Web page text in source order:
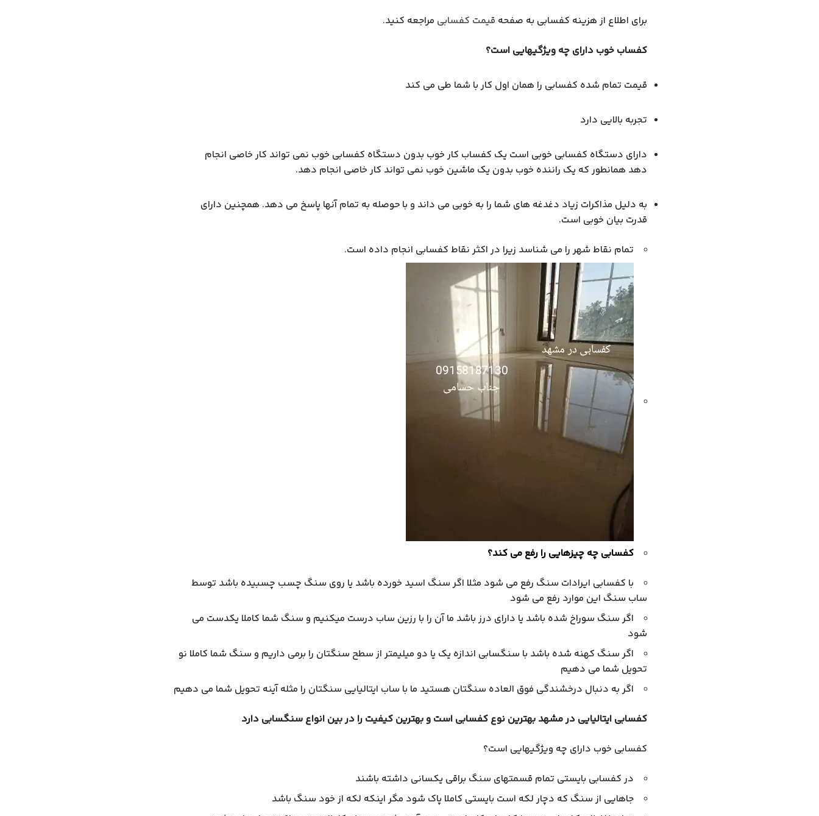
برای اطلاع از هزینه کفسابی به صفحه قیمت کفسابی مراجعه کنید.
کفساب خوب دارای چه ویژگیهایی است؟
قیمت تمام شده کفسابی را همان اول کار با شما طی می کند
تجربه بالایی دارد
دارای دستگاه کفسابی خوبی است یک کفساب کار خوب بدون دستگاه کفسابی خوب نمی تواند کار خاصی انجام
دهد همانطور که یک راننده خوب بدون یک ماشین خوب نمی تواند کار خاصی انجام دهد.
به دلیل مذاکرات زیاد دغدغه های شما را به خوبی می داند و با حوصله به تمام آنها پاسخ می دهد. همچنین دارای
قدرت بیان خوبی است.
تمام نقاط شهر را می شناسد زیرا در اکثر نقاط کفسابی انجام داده است.
کفسابی چه چیزهایی را رفع می کند؟
با کفسابی ایرادات سنگ رفع می شود مثلا اگر سنگ اسید خورده باشد یا روی سنگ چسب چسبیده باشد توسط
ساب سنگ این موارد رفع می شود
اگر سنگ سوراخ شده باشد یا دارای درز باشد ما آن را با رزین ساب درست میکنیم و سنگ شما کاملا یکدست می
شود
اگر سنگ کهنه شده باشد با سنگسابی اندازه یک یا دو میلیمتر از سطح سنگتان را برمی داریم و سنگ شما کاملا نو
تحویل شما می دهیم
اگر به دنبال درخشندگی فوق العاده سنگتان هستید ما با ساب ایتالیایی سنگتان را مثله آینه تحویل شما می دهیم
کفسابی ایتالیایی در مشهد بهترین نوع کفسابی است و بهترین کیفیت را در بین انواع سنگسابی دارد
کفسابی خوب دارای چه ویژگیهایی است؟
در کفسابی بایستی تمام قسمتهای سنگ براقی یکسانی داشته باشند
جاهایی از سنگ که دچار لکه است بایستی کاملا پاک شود مگر اینکه لکه از خود سنگ باشد